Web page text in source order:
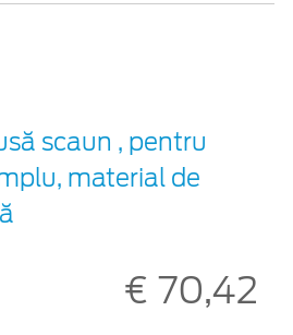
scaun , pentru
material de
€ 70,42